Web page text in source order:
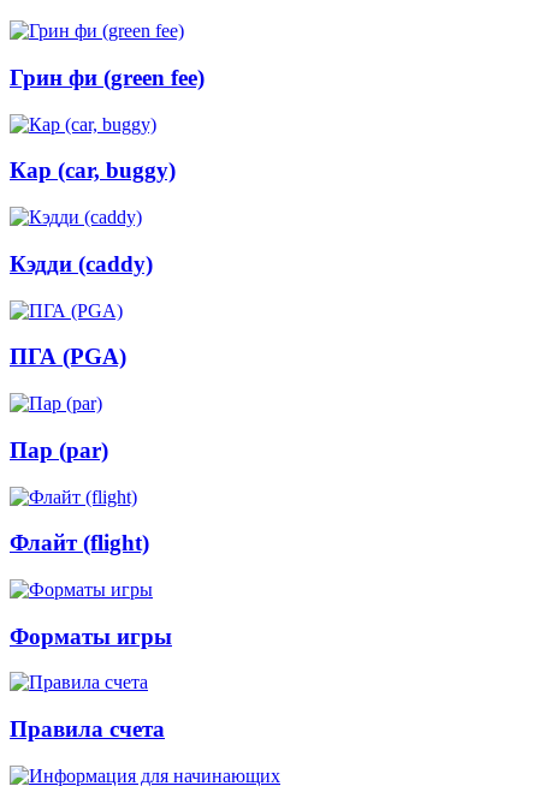
Грин фи (green fee)
Кар (car, buggy)
Кэдди (caddy)
ПГА (PGA)
Пар (par)
Флайт (flight)
Форматы игры
Правила счета